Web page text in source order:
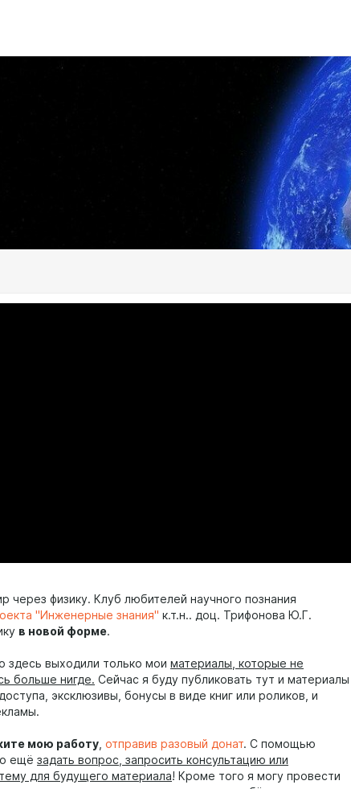
через физику. Клуб любителей научного познания
"Инженерные знания" к.т.н.. доц. Трифонова Ю.Г.
в новой форме.
здесь выходили только мои материалы, которые не
больше нигде. Сейчас я буду публиковать тут и материалы
эксклюзивы, бонусы в виде книг или роликов, и
мою работу отправив разовый донат. С помощью
ещё задать вопрос, запросить консультацию или
для будущего материала! Кроме того я могу провести